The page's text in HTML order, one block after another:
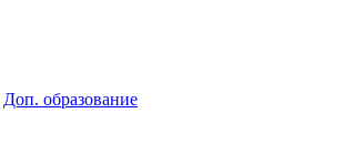
Доп. образование